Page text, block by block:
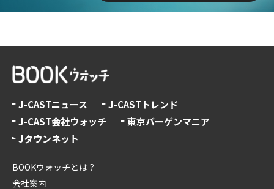
J-CASTニュース
J-CASTトレンド
J-CAST会社ウォッチ
東京バーゲンマニア
Jタウンネット
BOOKウォッチとは？
会社案内